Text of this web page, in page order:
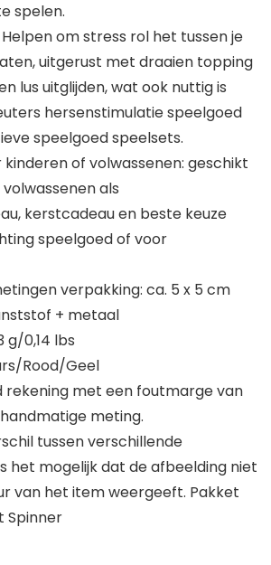
spelen.
Helpen om stress rol het tussen je
uitgerust met draaien topping
lus uitglijden, wat ook nuttig is
hersenstimulatie speelgoed
speelgoed speelsets.
kinderen of volwassenen: geschikt
als
kerstcadeau en beste keuze
speelgoed of voor
verpakking: ca. 5 x 5 cm
+ metaal
g/0,14 lbs
Rood/Geel
rekening met een foutmarge van
meting.
tussen verschillende
het mogelijk dat de afbeelding niet
van het item weergeeft. Pakket
Spinner